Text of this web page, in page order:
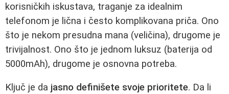
korisničkih iskustava, traganje za idealnim
telefonom je lična i često komplikovana priča. Ono
što je nekom presudna mana (veličina), drugome je
trivijalnost. Ono što je jednom luksuz (baterija od
5000mAh), drugome je osnovna potreba.
Ključ je da jasno definišete svoje prioritete. Da li